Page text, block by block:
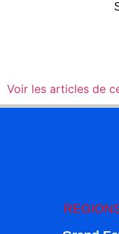
Voir les articles de